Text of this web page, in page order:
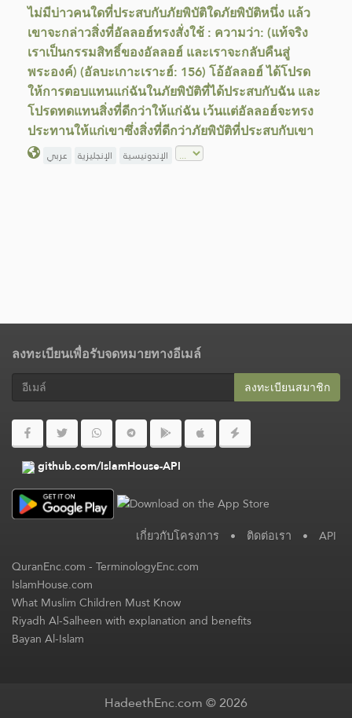
ไม่มีบ่าวคนใดที่ประสบกับภัยพิบัติใดภัยพิบัติหนึ่ง แล้ว
เขาจะกล่าวสิ่งที่อัลลอฮ์ทรงสั่งใช้ : ความว่า: (แท้จริง
เราเป็นกรรมสิทธิ์ของอัลลอฮ์ และเราจะกลับคืนสู่
พระองค์) (อัลบะเกาะเราะฮ์: 156) โอ้อัลลอฮ์ ได้โปรด
ให้การตอบแทนแก่ฉันในภัยพิบัติที่ได้ประสบกับฉัน และ
โปรดทดแทนสิ่งที่ดีกว่าให้แก่ฉัน เว้นเเต่อัลลอฮ์จะทรง
ประทานให้แก่เขาซึ่งสิ่งที่ดีกว่าภัยพิบัติที่ประสบกับเขา
عربي الإنجليزية الإندونيسية
ลงทะเบียนเพื่อรับจดหมายทางอีเมล์
ลงทะเบียนสมาชิก​
github.com/IslamHouse-API
เกี่ยวกับโครงการ • ติดต่อเรา • API
QuranEnc.com-TerminologyEnc.com
IslamHouse.com
What Muslim Children Must Know
Riyadh Al-Salheen with explanation and benefits
Bayan Al-Islam
HadeethEnc.com © 2026